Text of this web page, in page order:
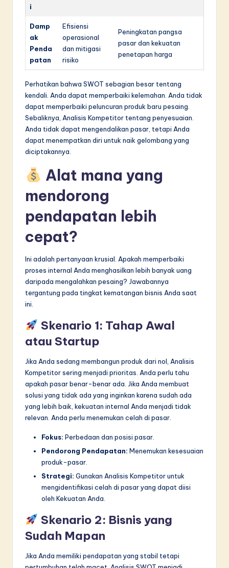
i
Damp
ak
Penda
patan
Efisiensi
operasional
dan mitigasi
risiko
Peningkatan pangsa
pasar dan kekuatan
penetapan harga
Perhatikan bahwa SWOT sebagian besar tentang
kendali. Anda dapat memperbaiki kelemahan. Anda tidak
dapat memperbaiki peluncuran produk baru pesaing.
Sebaliknya, Analisis Kompetitor tentang penyesuaian.
Anda tidak dapat mengendalikan pasar, tetapi Anda
dapat menempatkan diri untuk naik gelombang yang
diciptakannya.
Alat mana yang
mendorong
pendapatan lebih
cepat?
Ini adalah pertanyaan krusial. Apakah memperbaiki
proses internal Anda menghasilkan lebih banyak uang
daripada mengalahkan pesaing? Jawabannya
tergantung pada tingkat kematangan bisnis Anda saat
ini.
Skenario 1: Tahap Awal
atau Startup
Jika Anda sedang membangun produk dari nol, Analisis
Kompetitor sering menjadi prioritas. Anda perlu tahu
apakah pasar benar-benar ada. Jika Anda membuat
solusi yang tidak ada yang inginkan karena sudah ada
yang lebih baik, kekuatan internal Anda menjadi tidak
relevan. Anda perlu menemukan celah di pasar.
Fokus: Perbedaan dan posisi pasar.
Pendorong Pendapatan: Menemukan kesesuaian
produk-pasar.
Strategi: Gunakan Analisis Kompetitor untuk
mengidentifikasi celah di pasar yang dapat diisi
oleh Kekuatan Anda.
Skenario 2: Bisnis yang
Sudah Mapan
Jika Anda memiliki pendapatan yang stabil tetapi